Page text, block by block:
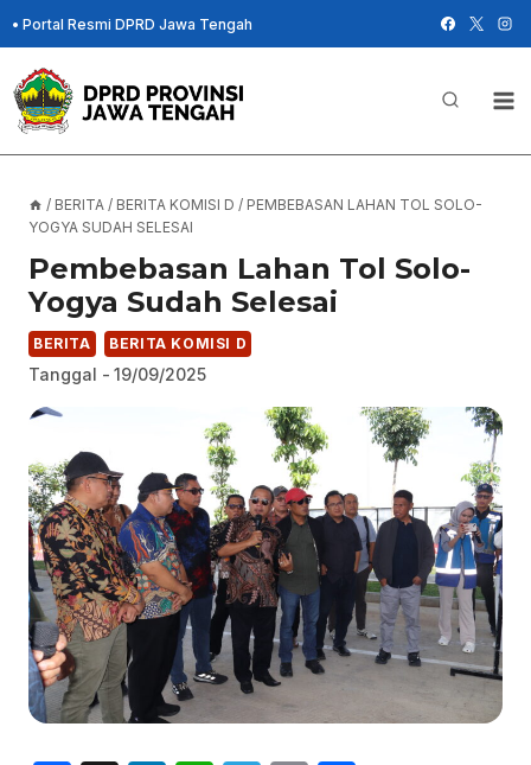
Skip
to
content
• Portal Resmi DPRD Jawa Tengah
/ BERITA / BERITA KOMISI D / PEMBEBASAN LAHAN TOL SOLO-
YOGYA SUDAH SELESAI
Pembebasan Lahan Tol Solo-
Yogya Sudah Selesai
BERITA BERITA KOMISI D
Tanggal - 19/09/2025